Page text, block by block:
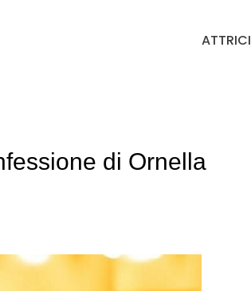
ATTRICI
di Ornella